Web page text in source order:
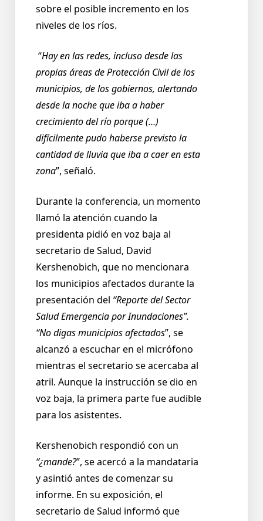
sobre el posible incremento en los
niveles de los ríos.
“Hay en las redes, incluso desde las
propias áreas de Protección Civil de los
municipios, de los gobiernos, alertando
desde la noche que iba a haber
crecimiento del río porque (…)
difícilmente pudo haberse previsto la
cantidad de lluvia que iba a caer en esta
zona”, señaló.
Durante la conferencia, un momento
llamó la atención cuando la
presidenta pidió en voz baja al
secretario de Salud, David
Kershenobich, que no mencionara
los municipios afectados durante la
presentación del “Reporte del Sector
Salud Emergencia por Inundaciones”.
“No digas municipios afectados”, se
alcanzó a escuchar en el micrófono
mientras el secretario se acercaba al
atril. Aunque la instrucción se dio en
voz baja, la primera parte fue audible
para los asistentes.
Kershenobich respondió con un
“¿mande?”, se acercó a la mandataria
y asintió antes de comenzar su
informe. En su exposición, el
secretario de Salud informó que